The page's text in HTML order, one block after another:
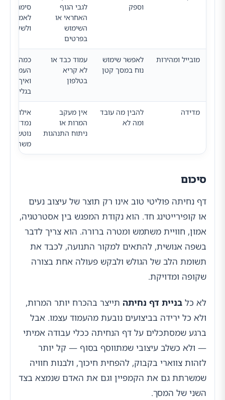
וספק
לגבי הגוף
האחראי או
השימוש
בפרטים
סימנים
לאמינות
ולשקיפות
מובייל ומהירות
לאפשר שימוש
נוח במסך קטן
עמוד כבד או
לא קריא
בטלפון
כמה מהר
העמוד
ואיך הוא
בגלישה
מדידה
להבין מה עובד
ומה לא
אין מעקב
המרות או
ניתוח התנהגות
אילו
נמדדים
נוטשים
משתמשים
סיכום
דף נחיתה פוליטי טוב אינו רק תוצר של עיצוב נעים
או קופירייטינג חד. הוא נקודת המפגש בין אסטרטגיה,
אמון, חוויית משתמש ומטרה ברורה. הוא צריך לדבר
בשפה אנושית, להתאים למקור התנועה, לכבד את
תשומת הלב של הגולש ולבקש פעולה אחת בצורה
שקופה ומדויקת.
לא כל בניית דף נחיתה תייצר בהכרח יותר המרות,
ולא כל ירידה בביצועים נובעת מהעמוד עצמו. אבל
ברגע שמסתכלים על דף הנחיתה ככלי עבודה אמיתי
— ולא כשלב עיצובי שמתווסף בסוף — קל יותר
לזהות צווארי בקבוק, להפחית חיכוך, ולבנות חוויה
שמשרתת גם את הקמפיין וגם את האדם שנמצא בצד
השני של המסך.